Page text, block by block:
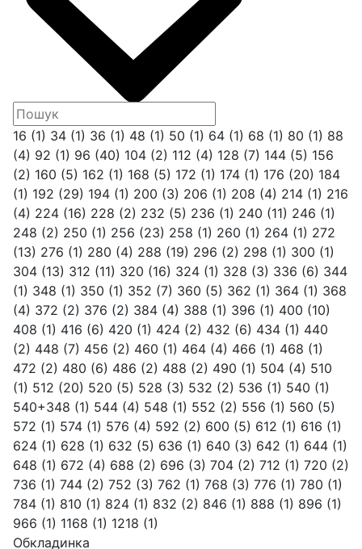
16 (1) 34 (1) 36 (1) 48 (1) 50 (1) 64 (1) 68 (1) 80 (1) 88
(4) 92 (1) 96 (40) 104 (2) 112 (4) 128 (7) 144 (5) 156
(2) 160 (5) 162 (1) 168 (5) 172 (1) 174 (1) 176 (20) 184
(1) 192 (29) 194 (1) 200 (3) 206 (1) 208 (4) 214 (1) 216
(4) 224 (16) 228 (2) 232 (5) 236 (1) 240 (11) 246 (1)
248 (2) 250 (1) 256 (23) 258 (1) 260 (1) 264 (1) 272
(13) 276 (1) 280 (4) 288 (19) 296 (2) 298 (1) 300 (1)
304 (13) 312 (11) 320 (16) 324 (1) 328 (3) 336 (6) 344
(1) 348 (1) 350 (1) 352 (7) 360 (5) 362 (1) 364 (1) 368
(4) 372 (2) 376 (2) 384 (4) 388 (1) 396 (1) 400 (10)
408 (1) 416 (6) 420 (1) 424 (2) 432 (6) 434 (1) 440
(2) 448 (7) 456 (2) 460 (1) 464 (4) 466 (1) 468 (1)
472 (2) 480 (6) 486 (2) 488 (2) 490 (1) 504 (4) 510
(1) 512 (20) 520 (5) 528 (3) 532 (2) 536 (1) 540 (1)
540+348 (1) 544 (4) 548 (1) 552 (2) 556 (1) 560 (5)
572 (1) 574 (1) 576 (4) 592 (2) 600 (5) 612 (1) 616 (1)
624 (1) 628 (1) 632 (5) 636 (1) 640 (3) 642 (1) 644 (1)
648 (1) 672 (4) 688 (2) 696 (3) 704 (2) 712 (1) 720 (2)
736 (1) 744 (2) 752 (3) 762 (1) 768 (3) 776 (1) 780 (1)
784 (1) 810 (1) 824 (1) 832 (2) 846 (1) 888 (1) 896 (1)
966 (1) 1168 (1) 1218 (1)
Обкладинка